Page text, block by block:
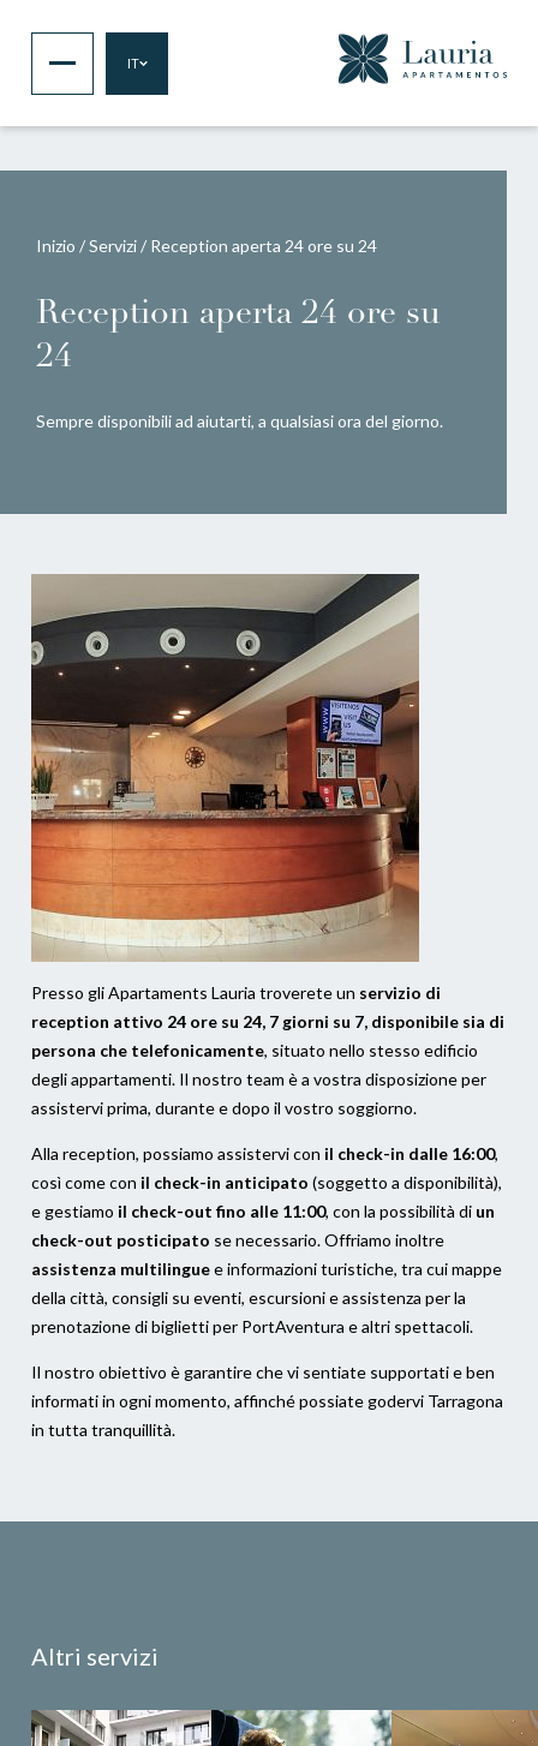
IT
Inizio /Servizi/ Reception aperta 24 ore su 24
Reception aperta 24 ore su
24
Sempre disponibili ad aiutarti, a qualsiasi ora del giorno.
Presso gli Apartaments Lauria troverete un servizio di
reception attivo 24 ore su 24, 7 giorni su 7, disponibile sia di
persona che telefonicamente, situato nello stesso edificio
degli appartamenti. Il nostro team è a vostra disposizione per
assistervi prima, durante e dopo il vostro soggiorno.
Alla reception, possiamo assistervi con il check-in dalle 16:00,
così come con il check-in anticipato (soggetto a disponibilità),
e gestiamo il check-out fino alle 11:00, con la possibilità di un
check-out posticipato se necessario. Offriamo inoltre
assistenza multilinguee informazioni turistiche, tra cui mappe
della città, consigli su eventi, escursioni e assistenza per la
prenotazione di biglietti per PortAventura e altri spettacoli.
Il nostro obiettivo è garantire che vi sentiate supportati e ben
informati in ogni momento, affinché possiate godervi Tarragona
in tutta tranquillità.
Altri servizi